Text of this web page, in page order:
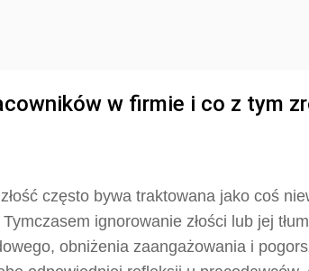
w firmie i co z tym
często bywa traktowana jako coś
ignorowanie złości lub jej
obniżenia zaangażowania i